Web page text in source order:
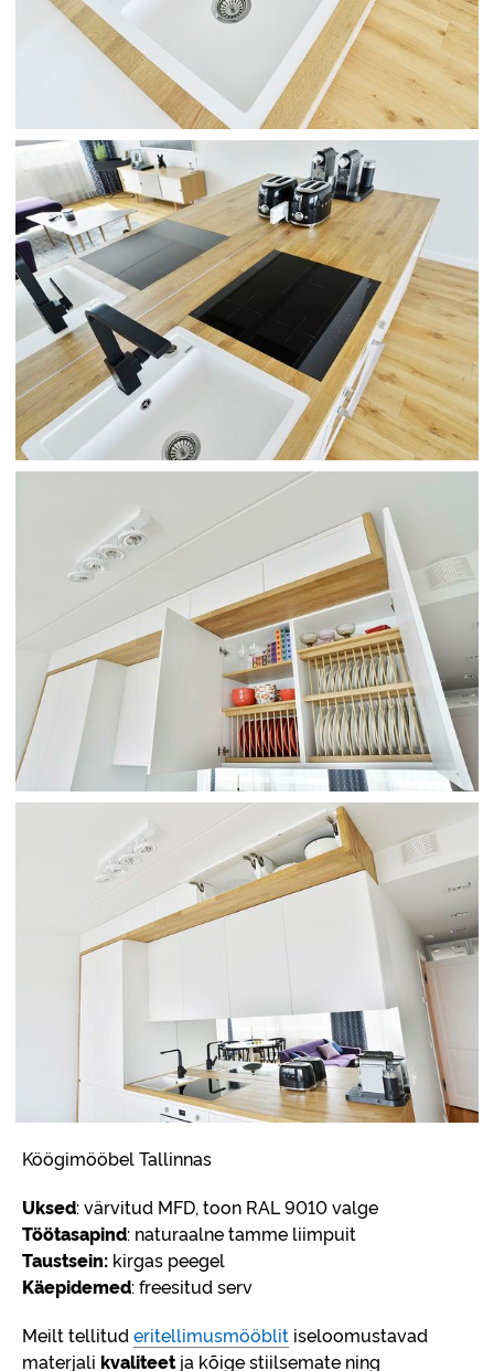
Köögimööbel Tallinnas
Uksed: värvitud MFD, toon RAL 9010 valge
Töötasapind: naturaalne tamme liimpuit
Taustsein: kirgas peegel
Käepidemed: freesitud serv
Meilt tellituderitellimusmööblit iseloomustavad
materjali kvaliteetja kõige stiilsemate ning